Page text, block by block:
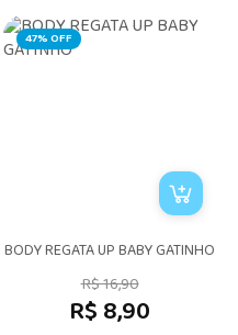
47% OFF
BODY REGATA UP BABY GATINHO
R$ 16,90
R$ 8,90